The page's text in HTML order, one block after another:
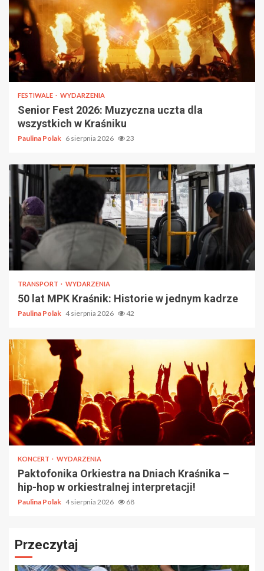
FESTIWALE WYDARZENIA
Senior Fest 2026: Muzyczna uczta dla
wszystkich w Kraśniku
Paulina Polak 6 sierpnia 2026 23
TRANSPORT WYDARZENIA
50 lat MPK Kraśnik: Historie w jednym kadrze
Paulina Polak 4 sierpnia 2026 42
KONCERT WYDARZENIA
Paktofonika Orkiestra na Dniach Kraśnika –
hip-hop w orkiestralnej interpretacji!
Paulina Polak 4 sierpnia 2026 68
Przeczytaj